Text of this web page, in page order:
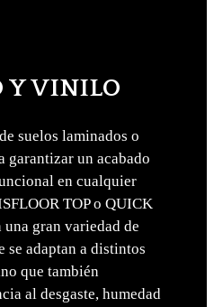
Y VINILO
suelos laminados o
garantizar un acabado
en cualquier
TOP o QUICK
una gran variedad de
se adaptan a distintos
que también
al desgaste, humedad